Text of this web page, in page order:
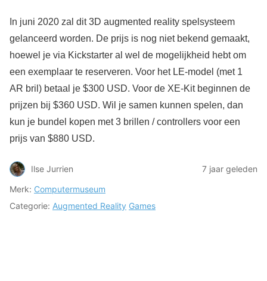
In juni 2020 zal dit 3D augmented reality spelsysteem
gelanceerd worden. De prijs is nog niet bekend gemaakt,
hoewel je via Kickstarter al wel de mogelijkheid hebt om
een exemplaar te reserveren. Voor het LE-model (met 1
AR bril) betaal je $300 USD. Voor de XE-Kit beginnen de
prijzen bij $360 USD. Wil je samen kunnen spelen, dan
kun je bundel kopen met 3 brillen / controllers voor een
prijs van $880 USD.
Ilse Jurrien
7 jaar geleden
Merk: Computermuseum
Categorie: Augmented Reality Games